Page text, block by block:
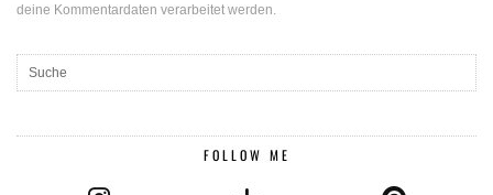
deine Kommentardaten verarbeitet werden.
FOLLOW ME